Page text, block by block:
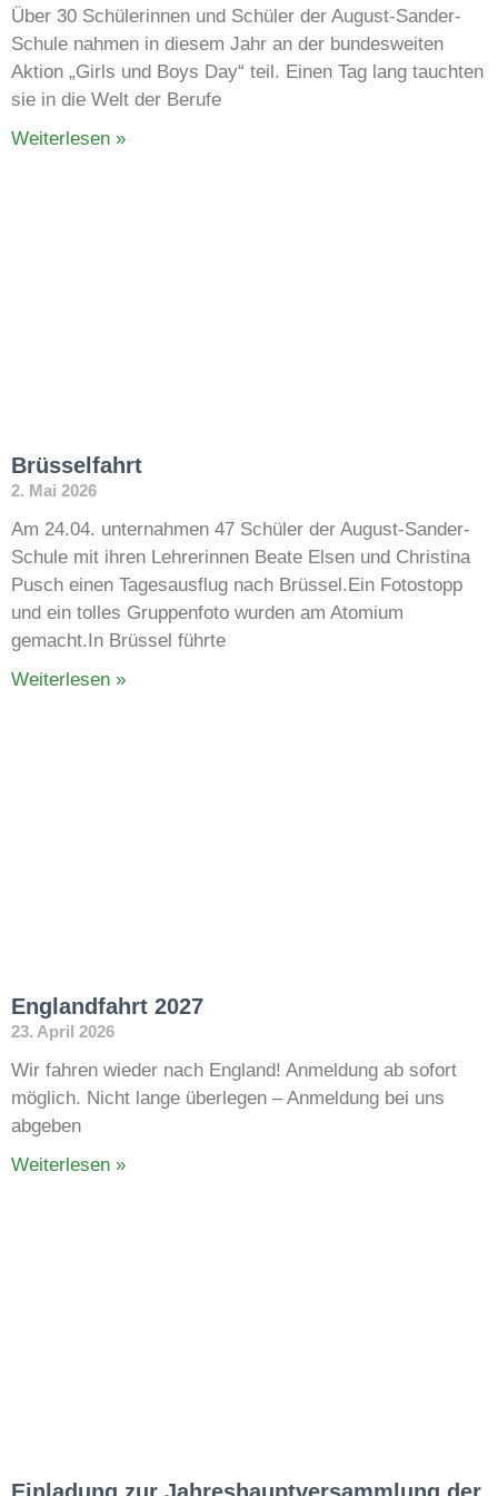
Über 30 Schülerinnen und Schüler der August-Sander-
Schule nahmen in diesem Jahr an der bundesweiten
Aktion „Girls und Boys Day“ teil. Einen Tag lang tauchten
sie in die Welt der Berufe
Weiterlesen »
Brüsselfahrt
2. Mai 2026
Am 24.04. unternahmen 47 Schüler der August-Sander-
Schule mit ihren Lehrerinnen Beate Elsen und Christina
Pusch einen Tagesausflug nach Brüssel.Ein Fotostopp
und ein tolles Gruppenfoto wurden am Atomium
gemacht.In Brüssel führte
Weiterlesen »
Englandfahrt 2027
23. April 2026
Wir fahren wieder nach England! Anmeldung ab sofort
möglich. Nicht lange überlegen – Anmeldung bei uns
abgeben
Weiterlesen »
Einladung zur Jahreshauptversammlung der